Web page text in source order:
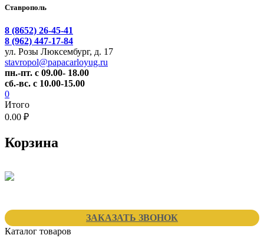
Ставрополь
8 (8652) 26-45-41
8 (962) 447-17-84
ул. Розы Люксембург, д. 17
stavropol@papacarloyug.ru
пн.-пт. с 09.00- 18.00
сб.-вс. с 10.00-15.00
0
Итого
0.00 ₽
Корзина
ЗАКАЗАТЬ ЗВОНОК
Каталог товаров